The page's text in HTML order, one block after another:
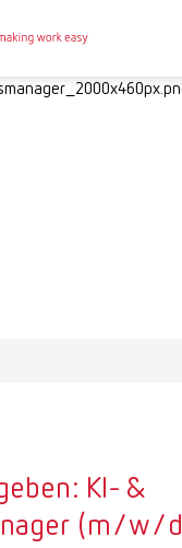
KI- &
(m/w/